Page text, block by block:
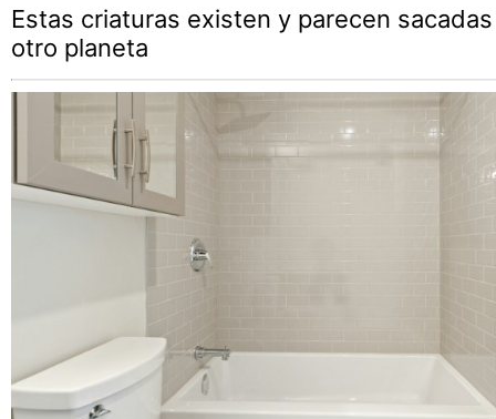
Estas criaturas existen y parecen
otro planeta